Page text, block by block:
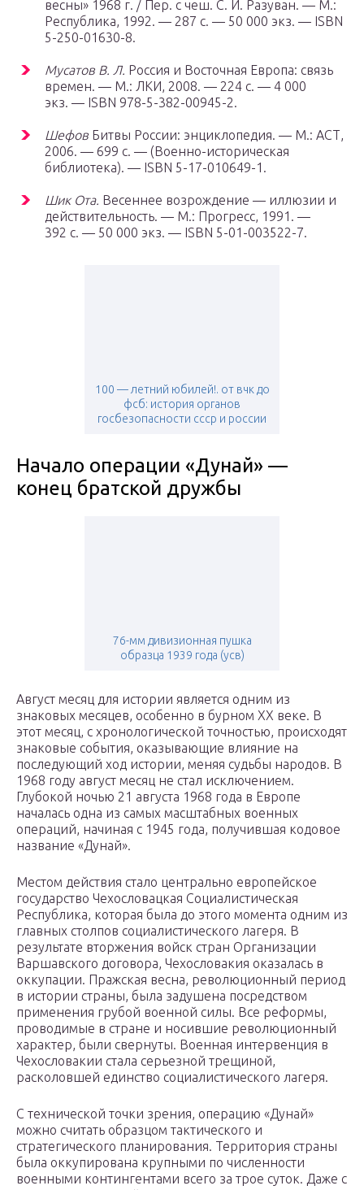
весны» 1968 г. / Пер. с чеш. С. И. Разуван. — М.:
Республика, 1992. — 287 с. — 50 000 экз. — ISBN
5-250-01630-8.
Мусатов В. Л. Россия и Восточная Европа: связь
времен. — М.: ЛКИ, 2008. — 224 с. — 4 000
экз. — ISBN 978-5-382-00945-2.
Шефов Битвы России: энциклопедия. — М.: АСТ,
2006. — 699 с. — (Военно-историческая
библиотека). — ISBN 5-17-010649-1.
Шик Ота. Весеннее возрождение — иллюзии и
действительность. — М.: Прогресс, 1991. —
392 с. — 50 000 экз. — ISBN 5-01-003522-7.
100 — летний юбилей!. от вчк до
фсб: история органов
госбезопасности ссср и россии
Начало операции «Дунай» —
конец братской дружбы
76-мм дивизионная пушка
образца 1939 года (усв)
Август месяц для истории является одним из
знаковых месяцев, особенно в бурном XX веке. В
этот месяц, с хронологической точностью, происходят
знаковые события, оказывающие влияние на
последующий ход истории, меняя судьбы народов. В
1968 году август месяц не стал исключением.
Глубокой ночью 21 августа 1968 года в Европе
началась одна из самых масштабных военных
операций, начиная с 1945 года, получившая кодовое
название «Дунай».
Местом действия стало центрально европейское
государство Чехословацкая Социалистическая
Республика, которая была до этого момента одним из
главных столпов социалистического лагеря. В
результате вторжения войск стран Организации
Варшавского договора, Чехословакия оказалась в
оккупации. Пражская весна, революционный период
в истории страны, была задушена посредством
применения грубой военной силы. Все реформы,
проводимые в стране и носившие революционный
характер, были свернуты. Военная интервенция в
Чехословакии стала серьезной трещиной,
расколовшей единство социалистического лагеря.
С технической точки зрения, операцию «Дунай»
можно считать образцом тактического и
стратегического планирования. Территория страны
была оккупирована крупными по численности
военными контингентами всего за трое суток. Даже с